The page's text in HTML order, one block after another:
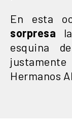
En esta
sorpresa
esquina
Hermanos